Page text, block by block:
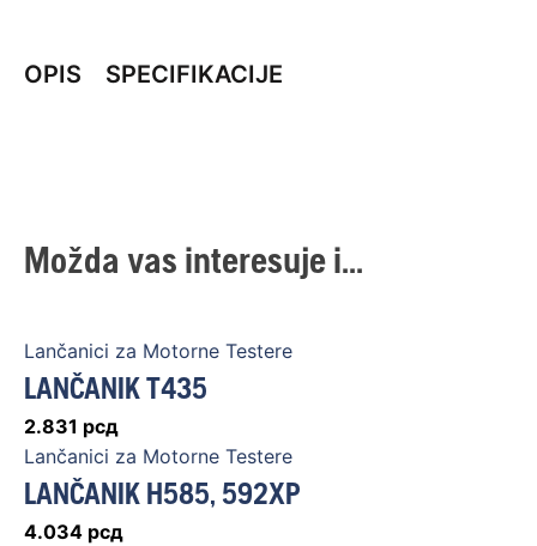
OPIS SPECIFIKACIJE
Možda vas interesuje i...
Lančanici za Motorne Testere
LANČANIK T435
2.831 рсд
Lančanici za Motorne Testere
LANČANIK H585, 592XP
4.034 рсд